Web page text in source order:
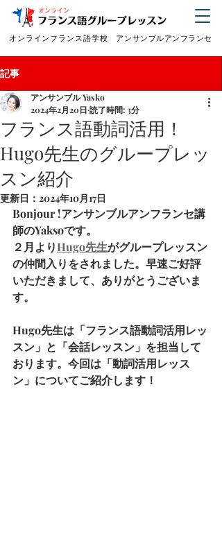
オンラインフランス語学校 アンサンブルアンフランセ
記事
フランス語動詞活用！
Hugo先生のグループレッ
スン紹介
アンサンブル Yasko
2024年2月20日 読了時間: 3分
更新日： 2024年10月17日
Bonjour !アンサンブルアンフランセ講
師のYaksoです。
２月よりHugo先生がグループレッスン
の仲間入りをされました。早速ご好評
いただきまして、ありがとうございま
す。
Hugo先生は「フランス語動詞活用レッ
スン」と「会話レッスン」を担当して
おります。今回は「動詞活用レッス
ン」についてご紹介します！